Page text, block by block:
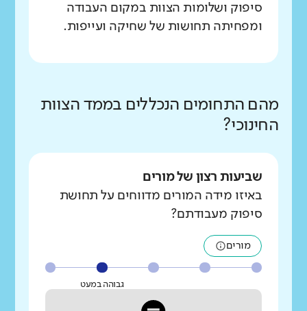
סיפוק ושלומות הצוות במקום העבודה
ומפחיתה תחושות של שחיקה ועייפות.
מהם התחומים הנכללים בממד הצוות
החינוכי?
שביעות רצון של מורים
באיזו מידה המורים מדווחים על תחושת
סיפוק מעבודתם?
מורים
גבוהה במעט